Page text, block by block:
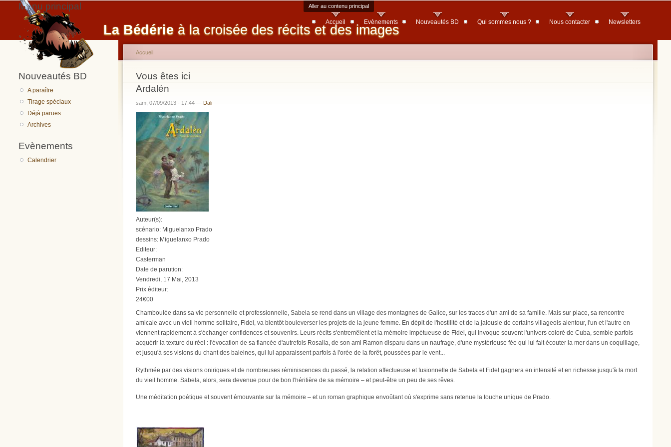
Aller au contenu principal
La Bédérie à la croisée des récits et des images
Menu principal
Accueil Evènements Nouveautés BD Qui sommes nous ? Nous contacter Newsletters
Nouveautés BD
A paraître
Tirage spéciaux
Déjà parues
Archives
Evènements
Calendrier
Vous êtes ici
Accueil
Ardalén
sam, 07/09/2013 - 17:44 — Dali
Auteur(s):
scénario: Miguelanxo Prado
dessins: Miguelanxo Prado
Editeur:
Casterman
Date de parution:
Vendredi, 17 Mai, 2013
Prix éditeur:
24€00
Chamboulée dans sa vie personnelle et professionnelle, Sabela se rend dans un village des montagnes de Galice, sur les traces d'un ami de sa famille. Mais sur place, sa rencontre
amicale avec un vieil homme solitaire, Fidel, va bientôt bouleverser les projets de la jeune femme. En dépit de l'hostilité et de la jalousie de certains villageois alentour, l'un et l'autre en
viennent rapidement à s'échanger confidences et souvenirs. Leurs récits s'entremêlent et la mémoire impétueuse de Fidel, qui invoque souvent l'univers coloré de Cuba, semble parfois
acquérir la texture du réel : l'évocation de sa fiancée d'autrefois Rosalia, de son ami Ramon disparu dans un naufrage, d'une mystérieuse fée qui lui fait écouter la mer dans un coquillage,
et jusqu'à ses visions du chant des baleines, qui lui apparaissent parfois à l'orée de la forêt, poussées par le vent...
Rythmée par des visions oniriques et de nombreuses réminiscences du passé, la relation affectueuse et fusionnelle de Sabela et Fidel gagnera en intensité et en richesse jusqu'à la mort
du vieil homme. Sabela, alors, sera devenue pour de bon l'héritière de sa mémoire – et peut-être un peu de ses rêves.
Une méditation poétique et souvent émouvante sur la mémoire – et un roman graphique envoûtant où s'exprime sans retenue la touche unique de Prado.